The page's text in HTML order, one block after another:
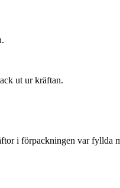
ut ur kräftan.
i förpackningen var fyllda